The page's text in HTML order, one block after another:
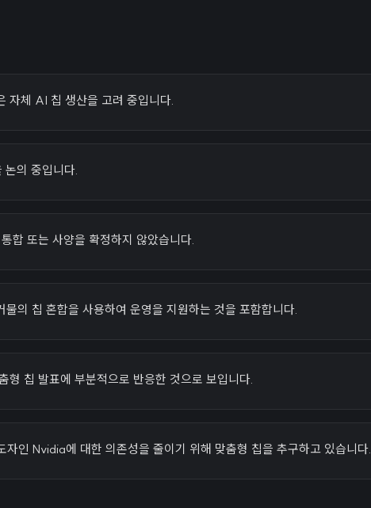
자체 AI 칩 생산을 고려 중입니다.
의 중입니다.
합 또는 사양을 확정하지 않았습니다.
의 칩 혼합을 사용하여 운영을 지원하는 것을 포함합니다.
칩 발표에 부분적으로 반응한 것으로 보입니다.
인 Nvidia에 대한 의존성을 줄이기 위해 맞춤형 칩을 추구하고 있습니다.